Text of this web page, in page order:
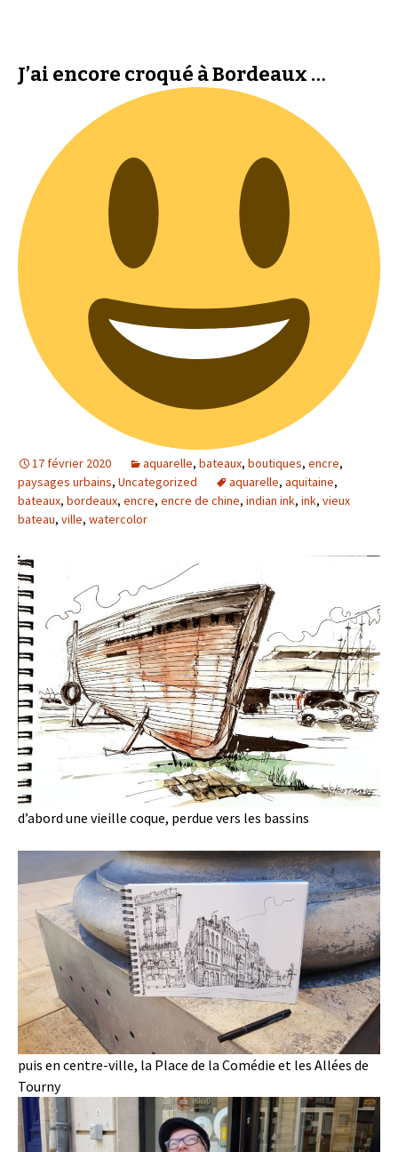
J’ai encore croqué à Bordeaux …
17 février 2020 aquarelle, bateaux, boutiques, encre,
paysages urbains, Uncategorized aquarelle, aquitaine,
bateaux, bordeaux, encre, encre de chine, indian ink, ink, vieux
bateau, ville, watercolor
d’abord une vieille coque, perdue vers les bassins
puis en centre-ville, la Place de la Comédie et les Allées de
Tourny